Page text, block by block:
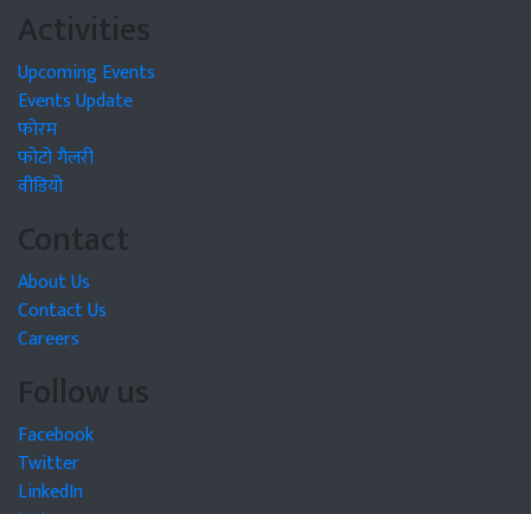
Activities
Upcoming Events
Events Update
फोरम
फोटो गैलरी
वीडियो
Contact
About Us
Contact Us
Careers
Follow us
Facebook
Twitter
LinkedIn